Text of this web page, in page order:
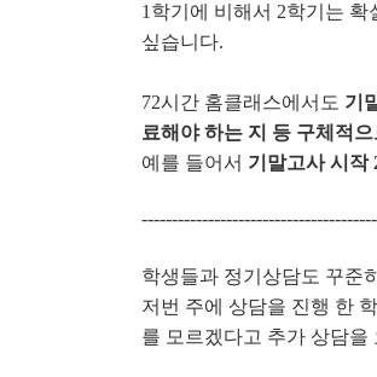
1학기에 비해서 2학기는
싶습니다.
72시간 홈클래스에서도 기
료해야 하는 지 등 구체적
예를 들어서 기말고사 시작
학생들과 정기상담도 꾸준
저번 주에 상담을 진행 한
를 모르겠다고 추가 상담을